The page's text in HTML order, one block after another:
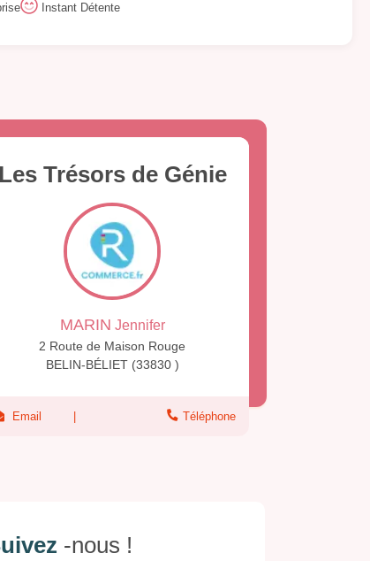
Instant Détente
Les Trésors de Génie
MARIN Jennifer
2 Route de Maison Rouge
BELIN-BÉLIET (33830 )
Email Téléphone
-nous !